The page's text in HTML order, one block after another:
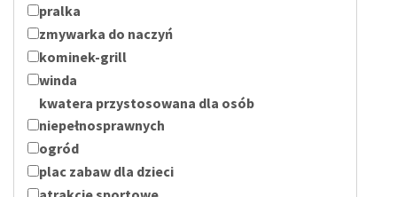
pralka
zmywarka do naczyń
kominek-grill
winda
kwatera przystosowana dla osób
niepełnosprawnych
ogród
plac zabaw dla dzieci